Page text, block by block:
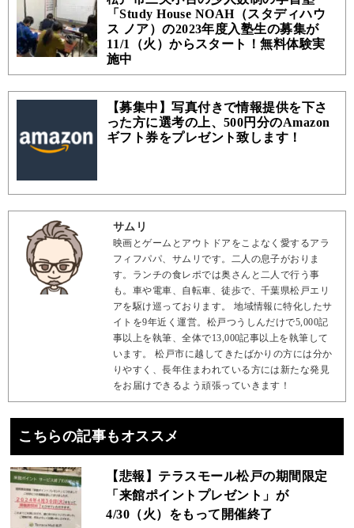
「Study House NOAH（スタディハウ
ス ノア）の2023年度入塾生の募集が
11/1（火）からスタート！無料体験実
施中
【募集中】写真付きで情報提供を下さ
った方に選考の上、500円分のAmazon
ギフト券をプレゼント致します！
サムリ
映画とゲームとアウトドアをこよなく愛するアラ
フィフパパ、サムリです。二人の息子がおりま
す。ランチの食レポでは奥さんと二人で行う事
も。車や電車、自転車、徒歩で、千葉県松戸エリ
アを駆け巡っております。 地域情報に特化したサ
イトを9年近く運営。松戸つうしんだけで5,000記
事以上を執筆、全体で13,000記事以上を執筆して
います。 松戸市に越してきたばかりの方には分か
りやすく、長年住まわれている方には新たな発見
をお届けできるよう頑張っていきます！
こちらの記事もオススメ
【悲報】テラスモール松戸の期間限定
「来館ポイントプレゼント」が
4/30（火）をもって開催終了